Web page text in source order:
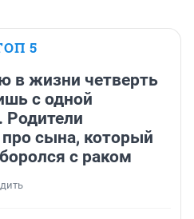
5
в жизни четверть
с одной
Родители
про сына, который
с раком